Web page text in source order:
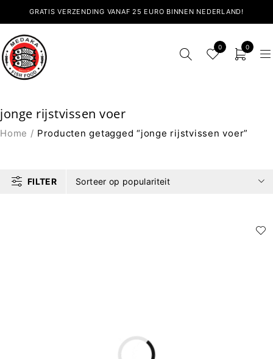
GRATIS VERZENDING VANAF 25 EURO BINNEN NEDERLAND!
0 0
jonge rijstvissen voer
Home / Producten getagged “jonge rijstvissen voer”
FILTER Sorteer op populariteit